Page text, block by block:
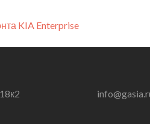
KIA Enterprise